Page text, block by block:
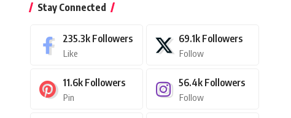
Stay Connected
235.3k Followers
Like
69.1k Followers
Follow
11.6k Followers
Pin
56.4k Followers
Follow